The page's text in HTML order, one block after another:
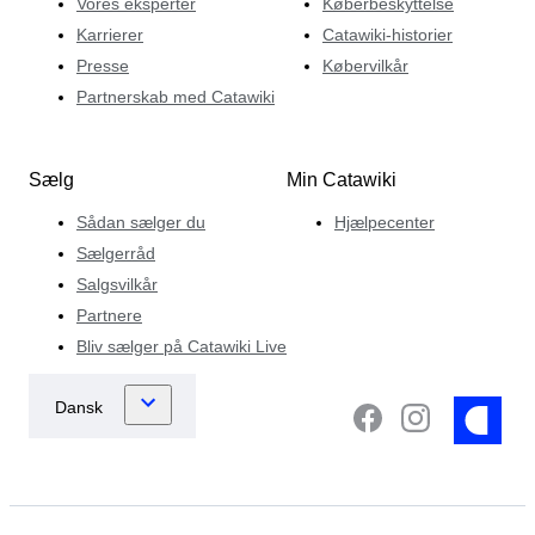
Karrierer
Presse
Partnerskab med Catawiki
Catawiki-historier
Købervilkår
Sælg
Sådan sælger du
Sælgerråd
Salgsvilkår
Partnere
Bliv sælger på Catawiki Live
Min Catawiki
Hjælpecenter